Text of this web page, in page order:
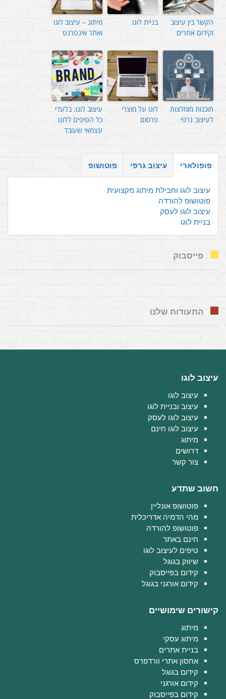
הקשר בין עיצוב
וקידום אתרים
בניית לוגו
מיתוג – עיצוב לוגו
ואתר אינטרנט
תוכנות מומלצות
לעיצוב גרפי
לוגו על מוצרי
פרסום
עיצוב לוגו: בלעדי
כל הטיפים ללוגו
עצמאי שעובד
פופולארי עיצוב גרפי פוטושופ
עיצוב לוגו וחבילת מיתוג מקצועית
פוטושופ להורדה
עיצוב לוגו לעסק
בניית לוגו
פייסבוק
התעודות שלנו
עיצוב לוגו
עיצוב לוגו
עיצוב ובניית לוגו
עיצוב לוגו לעסק
עיצוב לוגו חינם
מיתוג
דרושים
צור קשר
חשוב שתדע
פוטושופ אונליין
מהי הדמיה אדריכלית
פוטושופ להורדה
חינם באתר
טיפים לעיצוב לוגו
שיווק בגוגל
קידום בפייסבוק
קידום אורגני בגוגל
קישורים שימושיים
מיתוג
מיתוג עסקי
בניית אתרים
אחסון אתרי וורדפרס
קידום בגוגל
קידום אורגני
קידום בפייסבוק